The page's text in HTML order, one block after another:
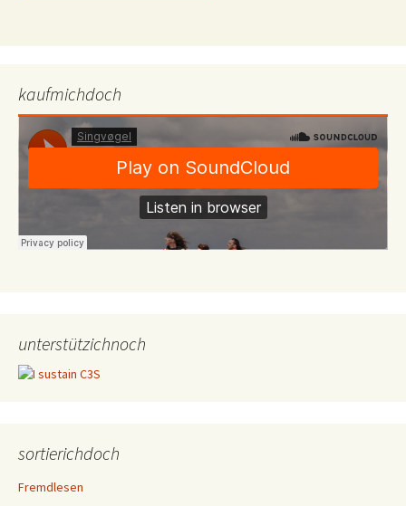
kaufmichdoch
unterstützichnoch
sortierichdoch
Fremdlesen